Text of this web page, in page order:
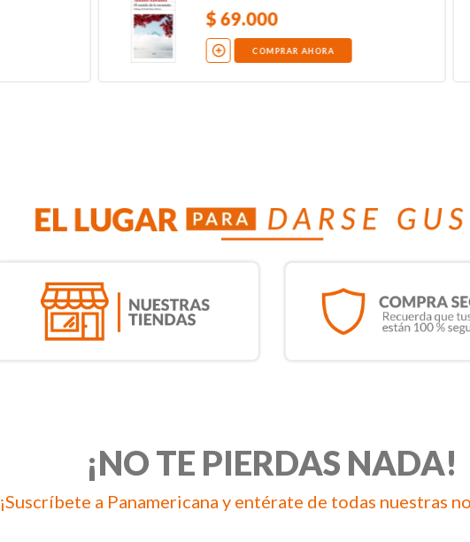
$69.000
COMPRAR AHORA
¡NO TE PIERDAS NADA!
¡Suscríbete a Panamericana y entérate de todas nuestras